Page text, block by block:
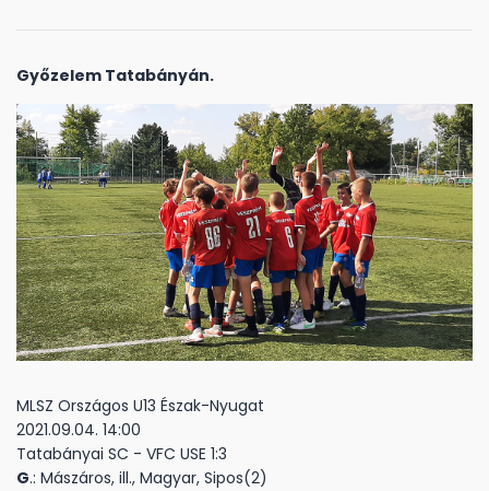
Győzelem Tatabányán.
MLSZ Országos U13 Észak-Nyugat
2021.09.04. 14:00
Tatabányai SC - VFC USE 1:3
G.: Mászáros, ill., Magyar, Sipos(2)